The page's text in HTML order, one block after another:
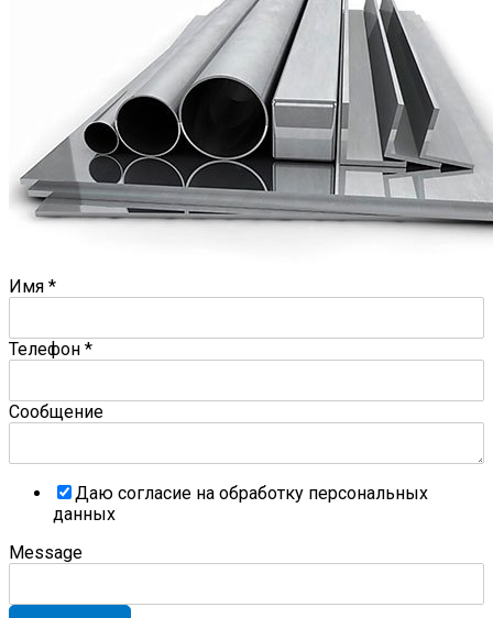
Имя *
Телефон *
Сообщение
Даю согласие на обработку персональных
данных
Message